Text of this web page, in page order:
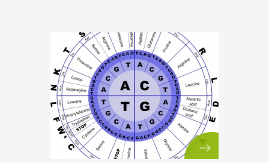
A GYOMORSAV „SAVAZÁSA”
A reflux olyan gyakori panasz, hogy megéri a TV-ben